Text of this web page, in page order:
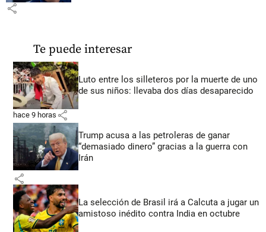
share
Te puede interesar
Luto entre los silleteros por la muerte de uno
de sus niños: llevaba dos días desaparecido
hace 9 horas share
Trump acusa a las petroleras de ganar
“demasiado dinero” gracias a la guerra con
Irán
share
La selección de Brasil irá a Calcuta a jugar un
amistoso inédito contra India en octubre